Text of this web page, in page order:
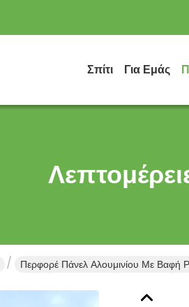
Σπίτι Για Εμάς
Περφορέ Πάνελ Αλουμινίου Με